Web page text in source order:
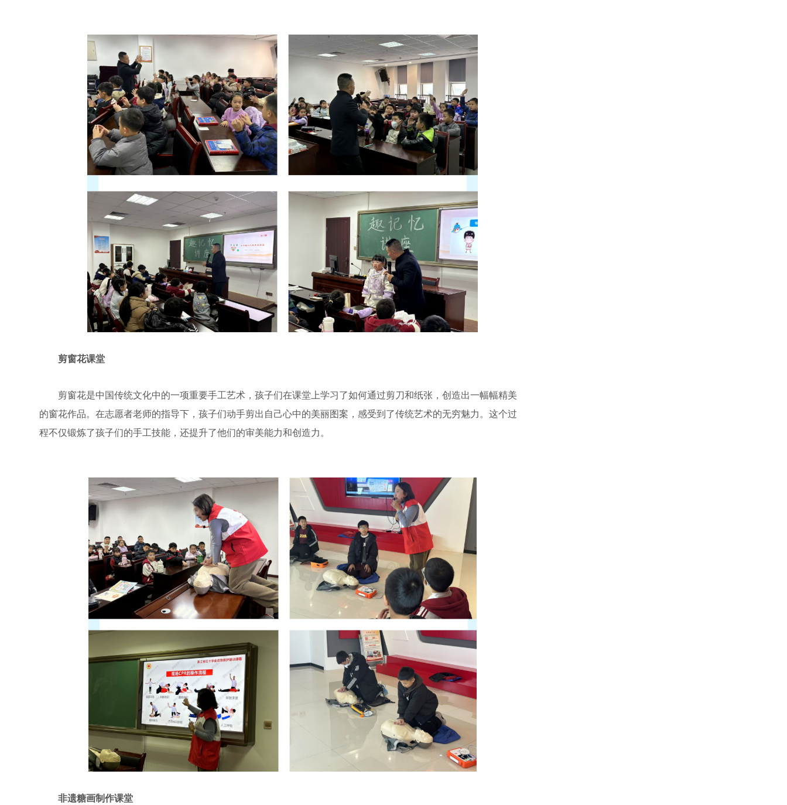
剪窗花课堂
剪窗花是中国传统文化中的一项重要手工艺术，孩子们在课堂上学习了如何通过剪刀和纸张，创造出一幅幅精美
的窗花作品。在志愿者老师的指导下，孩子们动手剪出自己心中的美丽图案，感受到了传统艺术的无穷魅力。这个过
程不仅锻炼了孩子们的手工技能，还提升了他们的审美能力和创造力。
非遗糖画制作课堂